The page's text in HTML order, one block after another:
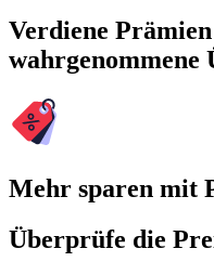
Verdiene
wahrgenommene
Mehr sparen mit
Überprüfe die